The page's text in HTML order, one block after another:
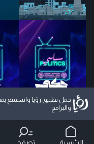
حمل تطبيق رؤيا واستمتع
والبرامج